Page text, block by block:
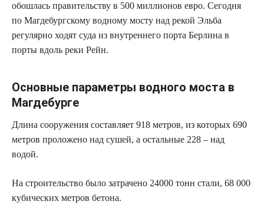
обошлась правительству в 500 миллионов евро. Сегодня
по Магдебургскому водному мосту над рекой Эльба
регулярно ходят суда из внутреннего порта Берлина в
порты вдоль реки Рейн.
Основные параметры водного моста в
Магдебурге
Длина сооружения составляет 918 метров, из которых 690
метров проложено над сушей, а остальные 228 – над
водой.
На строительство было затрачено 24000 тонн стали, 68 000
кубических метров бетона.